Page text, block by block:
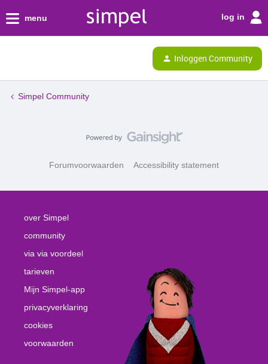
menu log in
Inloggen Community
Simpel Community
Forumvoorwaarden Accessibility statement
over Simpel
community
via via voordeel
tarieven
Mijn Simpel-app
privacyverklaring
cookies
voorwaarden